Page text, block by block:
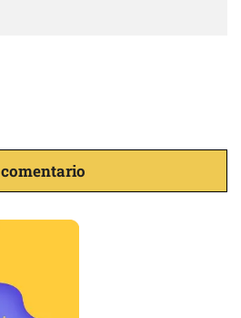
1 comentario